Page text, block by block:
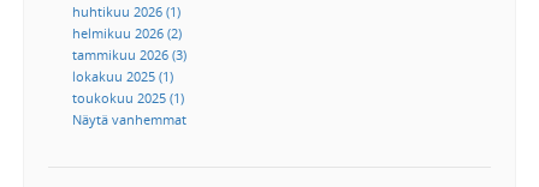
huhtikuu 2026 (1)
helmikuu 2026 (2)
tammikuu 2026 (3)
lokakuu 2025 (1)
toukokuu 2025 (1)
Näytä vanhemmat